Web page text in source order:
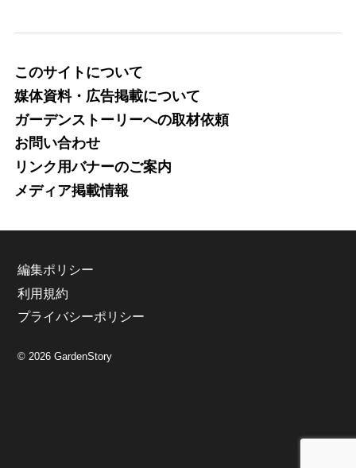
このサイトについて
媒体資料・広告掲載について
ガーデンストーリーへの取材依頼
お問い合わせ
リンク用バナーのご案内
メディア掲載情報
編集ポリシー
利用規約
プライバシーポリシー
© 2026 GardenStory